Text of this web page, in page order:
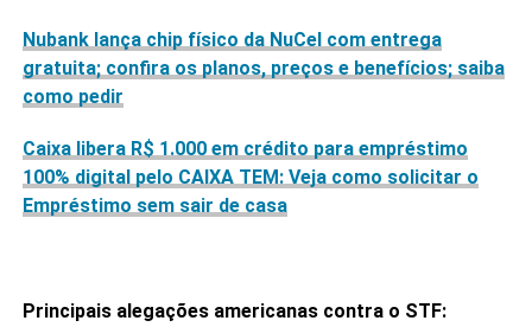
Nubank lança chip físico da NuCel com entrega
gratuita; confira os planos, preços e benefícios; saiba
como pedir
Caixa libera R$ 1.000 em crédito para empréstimo
100% digital pelo CAIXA TEM: Veja como solicitar o
Empréstimo sem sair de casa
Principais alegações americanas contra o STF: